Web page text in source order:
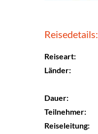
Reisedetails:
Reiseart:
Länder:
Dauer:
Teilnehmer:
Reiseleitung: